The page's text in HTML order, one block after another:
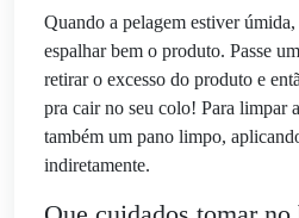
Quando a pelagem estiver úmida,
espalhar bem o produto. Passe
retirar o excesso do produto e
pra cair no seu colo! Para limpar
também um pano limpo,
indiretamente.